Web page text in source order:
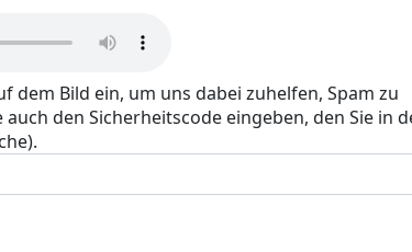
dem Bild ein, um uns dabei zuhelfen, Spam zu
den Sicherheitscode eingeben, den Sie in